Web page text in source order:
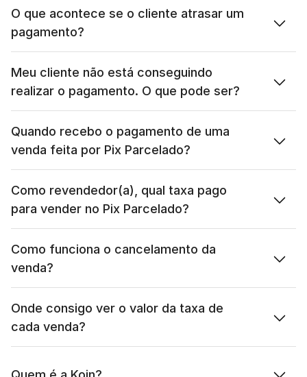
O que acontece se o cliente atrasar um
pagamento?
Meu cliente não está conseguindo
realizar o pagamento. O que pode ser?
Quando recebo o pagamento de uma
venda feita por Pix Parcelado?
Como revendedor(a), qual taxa pago
para vender no Pix Parcelado?
Como funciona o cancelamento da
venda?
Onde consigo ver o valor da taxa de
cada venda?